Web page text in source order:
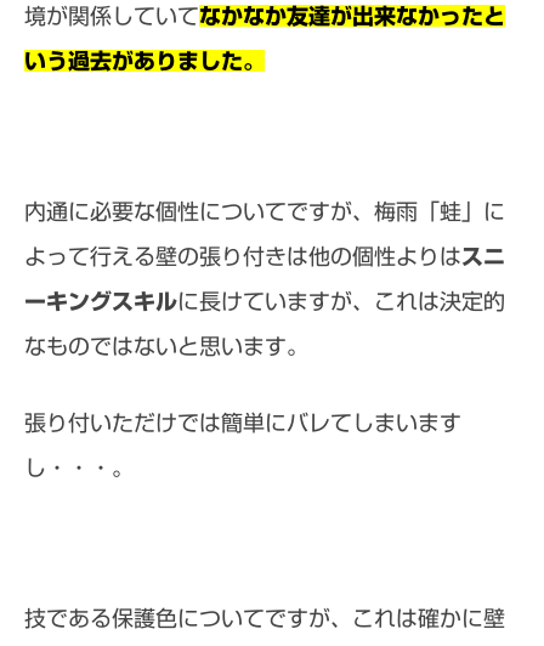
境が関係していてなかなか友達が出来なかったと
いう過去がありました。
内通に必要な個性についてですが、梅雨「蛙」に
よって行える壁の張り付きは他の個性よりはスニ
ーキングスキルに長けていますが、これは決定的
なものではないと思います。
張り付いただけでは簡単にバレてしまいます
し・・・。
技である保護色についてですが、これは確かに壁